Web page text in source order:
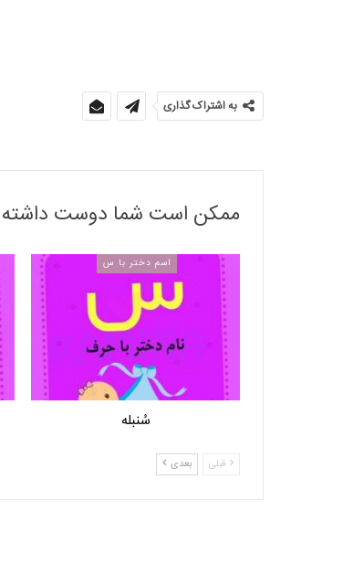
به اشتراک گذاری
ممکن است شما دوست داشته
اسم دختر با س
سُنبله
قبلی بعدی